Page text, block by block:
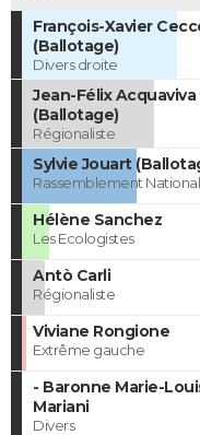
François-Xavier
(Ballotage)
Divers droite
Jean-Félix Acquaviva
(Ballotage)
Régionaliste
Sylvie Jouart
Rassemblement National
Hélène Sanchez
Les Ecologistes
Antò Carli
Régionaliste
Viviane Rongione
Extrême gauche
- Baronne Marie-
Mariani
Divers